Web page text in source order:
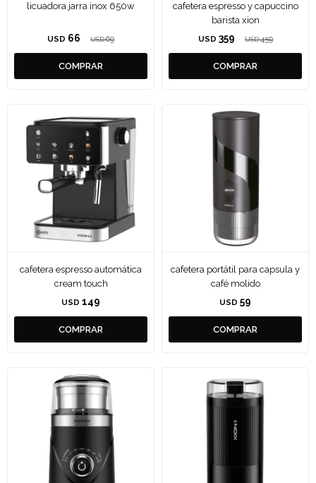
licuadora jarra inox 650w
USD 66 USD 69
cafetera espresso y capuccino
barista xion
USD 359 USD 459
cafetera espresso automática
cream touch
USD 149
cafetera portátil para capsula y
café molido
USD 59